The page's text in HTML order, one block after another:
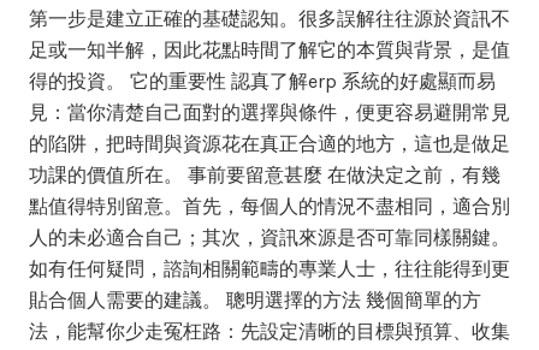
第一步是建立正確的基礎認知。很多誤解往往源於資訊不
足或一知半解，因此花點時間了解它的本質與背景，是值
得的投資。 它的重要性 認真了解erp 系統的好處顯而易
見：當你清楚自己面對的選擇與條件，便更容易避開常見
的陷阱，把時間與資源花在真正合適的地方，這也是做足
功課的價值所在。 事前要留意甚麼 在做決定之前，有幾
點值得特別留意。首先，每個人的情況不盡相同，適合別
人的未必適合自己；其次，資訊來源是否可靠同樣關鍵。
如有任何疑問，諮詢相關範疇的專業人士，往往能得到更
貼合個人需要的建議。 聰明選擇的方法 幾個簡單的方
法，能幫你少走冤枉路：先設定清晰的目標與預算、收集